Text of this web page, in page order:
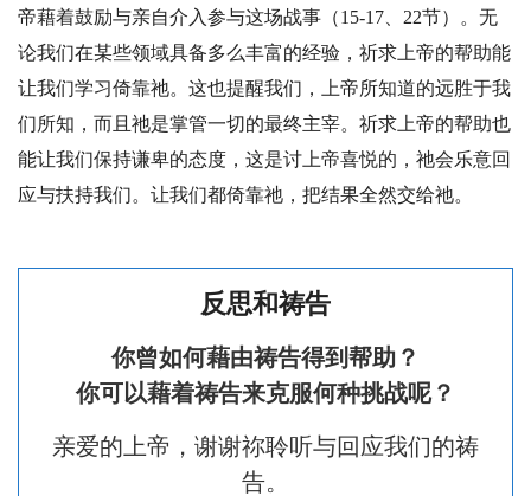
帝藉着鼓励与亲自介入参与这场战事（15-17、22节）。无
论我们在某些领域具备多么丰富的经验，祈求上帝的帮助能
让我们学习倚靠祂。这也提醒我们，上帝所知道的远胜于我
们所知，而且祂是掌管一切的最终主宰。祈求上帝的帮助也
能让我们保持谦卑的态度，这是讨上帝喜悦的，祂会乐意回
应与扶持我们。让我们都倚靠祂，把结果全然交给祂。
反思和祷告
你曾如何藉由祷告得到帮助？
你可以藉着祷告来克服何种挑战呢？
亲爱的上帝，谢谢祢聆听与回应我们的祷
告。